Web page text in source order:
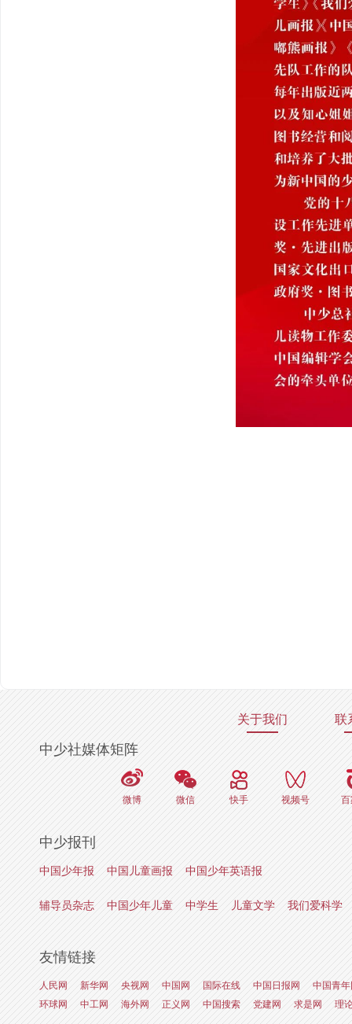
关于我们 联
中少社媒体矩阵
微博 微信 快手 视频号
中少报刊
中国少年报 中国儿童画报 中国少年英语报
辅导员杂志 中国少年儿童 中学生 儿童文学 我们爱科学
友情链接
人民网 新华网 央视网 中国网 国际在线 中国日报网
中国青
环球网
中工网 海外网 正义网 中国搜索 党建网 求是网 理